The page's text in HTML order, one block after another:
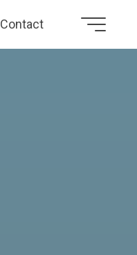
Contact